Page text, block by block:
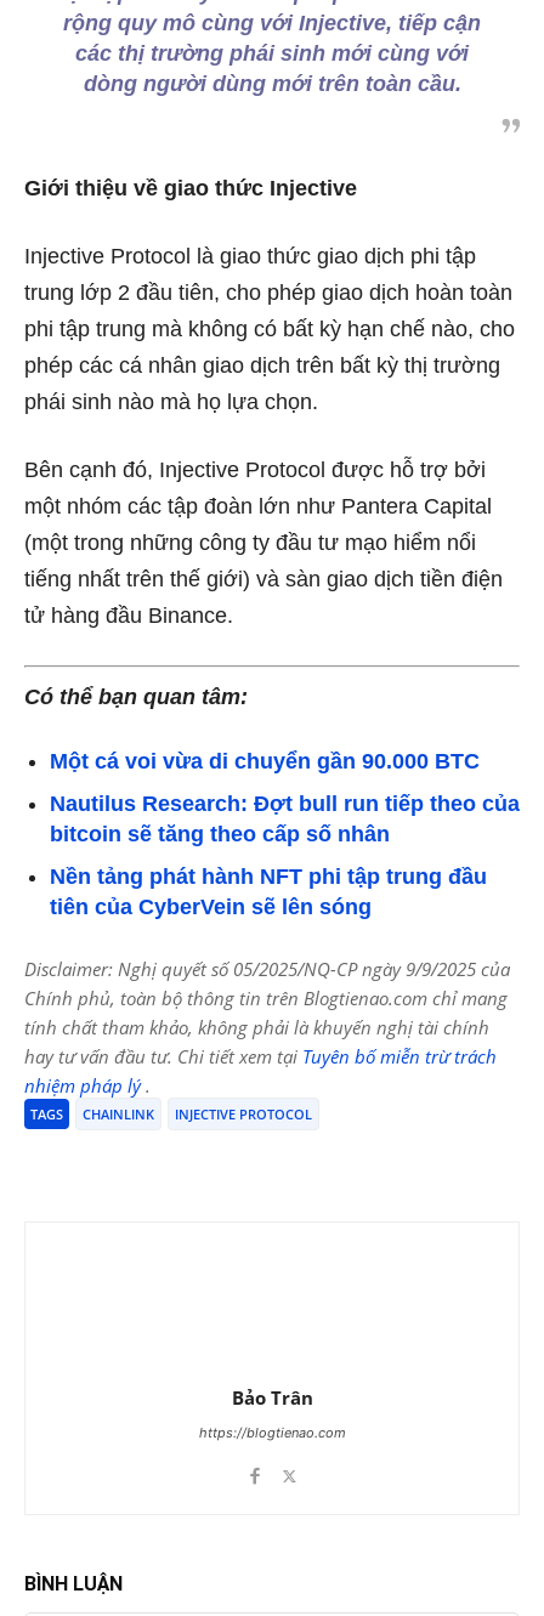
rộng quy mô cùng với Injective, tiếp cận
các thị trường phái sinh mới cùng với
dòng người dùng mới trên toàn cầu.
Giới thiệu về giao thức Injective
Injective Protocol là giao thức giao dịch phi tập
trung lớp 2 đầu tiên, cho phép giao dịch hoàn toàn
phi tập trung mà không có bất kỳ hạn chế nào, cho
phép các cá nhân giao dịch trên bất kỳ thị trường
phái sinh nào mà họ lựa chọn.
Bên cạnh đó, Injective Protocol được hỗ trợ bởi
một nhóm các tập đoàn lớn như Pantera Capital
(một trong những công ty đầu tư mạo hiểm nổi
tiếng nhất trên thế giới) và sàn giao dịch tiền điện
tử hàng đầu Binance.
Có thể bạn quan tâm:
Một cá voi vừa di chuyển gần 90.000 BTC
Nautilus Research: Đợt bull run tiếp theo của
bitcoin sẽ tăng theo cấp số nhân
Nền tảng phát hành NFT phi tập trung đầu
tiên của CyberVein sẽ lên sóng
Disclaimer: Nghị quyết số 05/2025/NQ-CP ngày 9/9/2025 của
Chính phủ, toàn bộ thông tin trên Blogtienao.com chỉ mang
tính chất tham khảo, không phải là khuyến nghị tài chính
hay tư vấn đầu tư. Chi tiết xem tại Tuyên bố miễn trừ trách
nhiệm pháp lý.
TAGS CHAINLINK INJECTIVE PROTOCOL
Bảo Trân
https://blogtienao.com
BÌNH LUẬN